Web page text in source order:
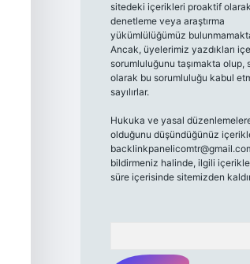
sitedeki içerikleri proaktif olarak
denetleme veya araştırma
yükümlülüğümüz
Ancak, üyelerimiz yazdıkları
sorumluluğunu taşımakta olup,
olarak bu sorumluluğu kabul
sayılırlar.
Hukuka ve yasal düzenlemelere
olduğunu düşündüğünüz
bildirmeniz halinde, ilgili
süre içerisinde sitemizden